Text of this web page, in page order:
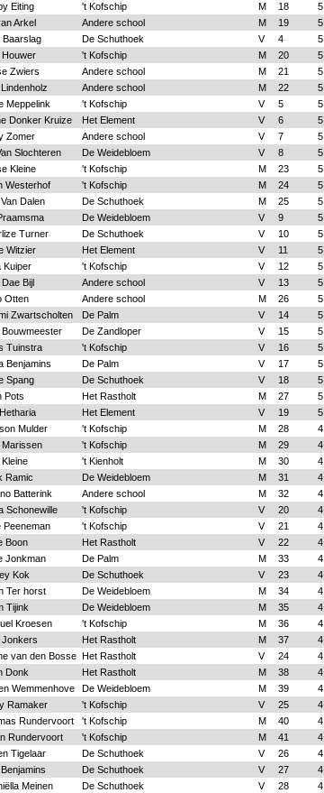
Eiting 't Kofschip M 18 5
Arkel Andere school M 19 5
Baarslag De Schuthoek V 4 5
Houwer 't Kofschip M 20 5
Zwiers Andere school M 21 5
Andere school M 22 5
Meppelink 't Kofschip V 5 5
Donker Kruize Het Element V 6 5
Zomer Andere school V 7 5
Slochteren De Weidebloem V 8 5
Kleine 't Kofschip M 23 5
Westerhof 't Kofschip M 24 5
Dalen De Schuthoek M 25 5
De Weidebloem V 9 5
Turner De Schuthoek V 10 5
Witzier Het Element V 11 5
Kuiper 't Kofschip V 12 5
Bijl Andere school V 13 5
Otten Andere school M 26 5
Zwartscholten De Palm V 14 5
Bouwmeester De Zandloper V 15 5
Tuinstra 't Kofschip V 16 5
Benjamins De Palm V 17 5
Spang De Schuthoek V 18 5
Pots Het Rastholt M 27 5
Het Element V 19 5
Mulder 't Kofschip M 28 4
Marissen 't Kofschip M 29 4
't Kienholt M 30 4
Ramic De Weidebloem M 31 4
Batterink Andere school M 32 4
Schonewille 't Kofschip V 20 4
Peeneman 't Kofschip V 21 4
Boon Het Rastholt V 22 4
Jonkman De Palm M 33 4
Kok De Schuthoek V 23 4
Ter horst De Weidebloem M 34 4
Tijink De Weidebloem M 35 4
Kroesen 't Kofschip M 36 4
Jonkers Het Rastholt M 37 4
van den Bosse Het Rastholt V 24 4
Donk Het Rastholt M 38 4
Wemmenhove De Weidebloem M 39 4
Ramaker 't Kofschip V 25 4
Rundervoort 't Kofschip M 40 4
Rundervoort 't Kofschip M 41 4
Tigelaar De Schuthoek V 26 4
De Schuthoek V 27 4
Meinen De Schuthoek V 28 4